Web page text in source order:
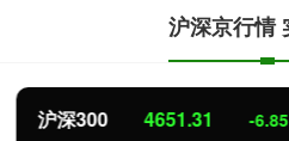
沪深京行情
北证50 1122.88